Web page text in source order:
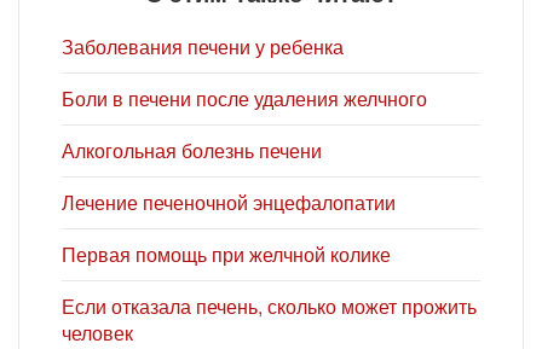
Заболевания печени у ребенка
Боли в печени после удаления желчного
Алкогольная болезнь печени
Лечение печеночной энцефалопатии
Первая помощь при желчной колике
Если отказала печень, сколько может прожить
человек